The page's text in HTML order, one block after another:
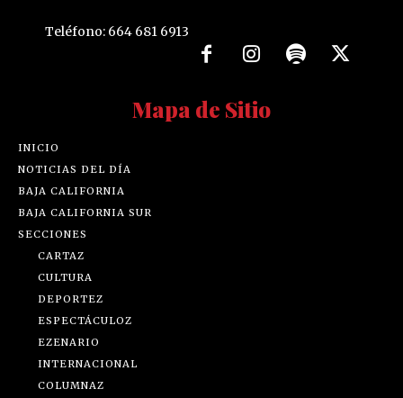
Teléfono: 664 681 6913
Mapa de Sitio
INICIO
NOTICIAS DEL DÍA
BAJA CALIFORNIA
BAJA CALIFORNIA SUR
SECCIONES
CARTAZ
CULTURA
DEPORTEZ
ESPECTÁCULOZ
EZENARIO
INTERNACIONAL
COLUMNAZ